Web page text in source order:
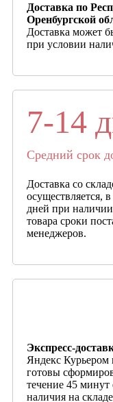
Доставка по
Оренбургской
Доставка может
при условии
7-14
Средний срок
Доставка со
осуществляется,
дней при
товара сроки
менеджеров.
Экспресс-
Яндекс Курьером
готовы
течение 45 минут
наличия на